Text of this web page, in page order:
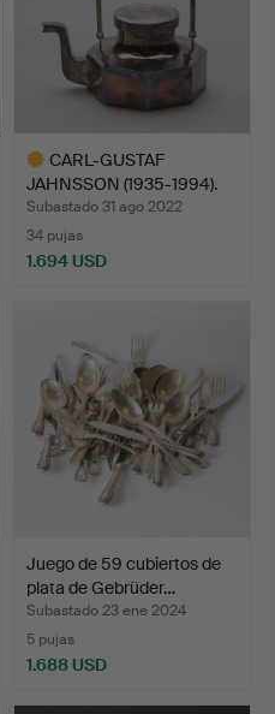
CARL-GUSTAF
JAHNSSON (1935-1994).
Tetera, …
Subastado 31 ago 2022
34 pujas
1.694 USD
Juego de 59 cubiertos de
plata de Gebrüder…
Subastado 23 ene 2024
5 pujas
1.688 USD